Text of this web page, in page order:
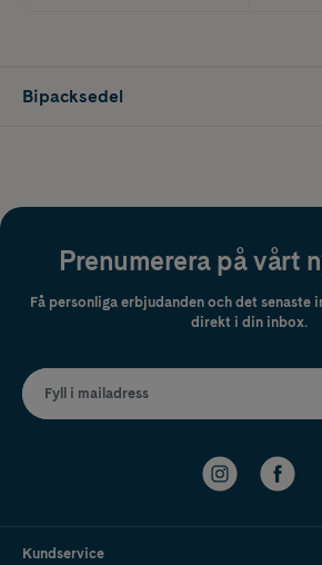
Bipacksedel
Prenumerera på vårt
Få personliga erbjudanden och det senaste
direkt i din inbox.
Fyll i mailadress
Kundservice